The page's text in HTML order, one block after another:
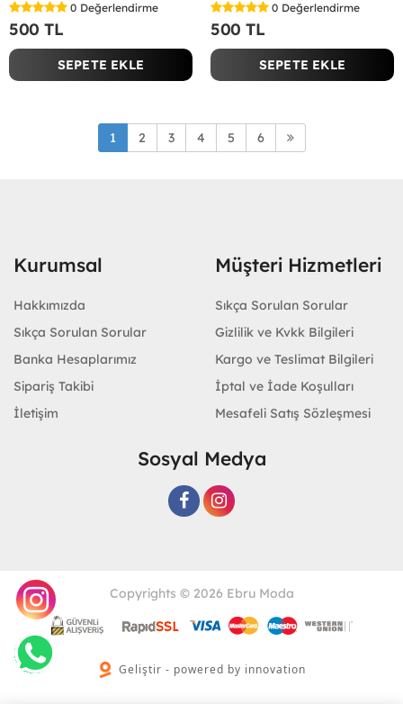
0 Değerlendirme
500 TL
SEPETE EKLE
0 Değerlendirme
500 TL
SEPETE EKLE
1 2 3 4 5 6
Kurumsal
Hakkımızda
Sıkça Sorulan Sorular
Banka Hesaplarımız
Sipariş Takibi
İletişim
Müşteri Hizmetleri
Sıkça Sorulan Sorular
Gizlilik ve Kvkk Bilgileri
Kargo ve Teslimat Bilgileri
İptal ve İade Koşulları
Mesafeli Satış Sözleşmesi
Sosyal Medya
Copyrights © 2026 Ebru Moda
Geliştir - powered by innovation